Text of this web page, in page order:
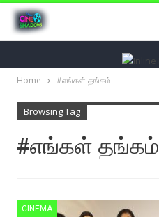
Home #எங்கள் தங்கம்
Browsing Tag
#எங்கள் தங்கம்
CINEMA